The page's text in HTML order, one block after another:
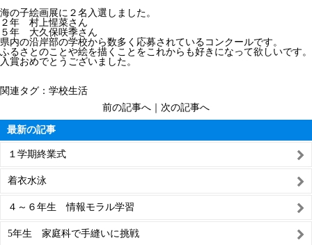
海の子絵画展に２名入選しました。
２年 村上惺菜さん
５年 大久保咲季さん
県内の沿岸部の学校から数多く応募されているコンクールです。
ふるさとのことや絵を描くことをこれからも好きになって欲しいです。
入賞おめでとうございました。
関連タグ： 学校生活
前の記事へ
次の記事へ
最新の記事
１学期終業式
着衣水泳
４～６年生 情報モラル学習
5年生 家庭科で手縫いに挑戦